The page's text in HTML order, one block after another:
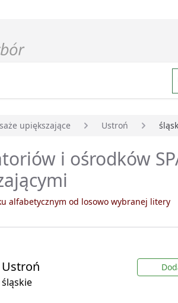
upiększające Ustroń
i ośrodków
alfabetycznym od losowo wybranej litery
Ustroń
śląskie